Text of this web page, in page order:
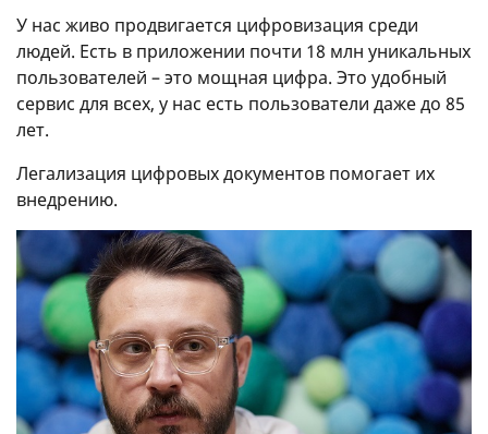
У нас живо продвигается цифровизация среди
людей. Есть в приложении почти 18 млн уникальных
пользователей – это мощная цифра. Это удобный
сервис для всех, у нас есть пользователи даже до 85
лет.
Легализация цифровых документов помогает их
внедрению.